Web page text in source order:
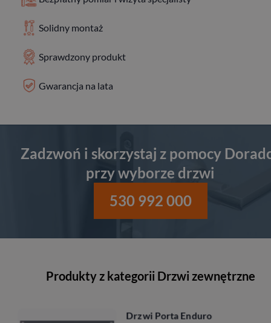
Solidny montaż
Sprawdzony produkt
Gwarancja na lata
Zadzwoń i skorzystaj z pomocy
przy wyborze drzwi
530 992 000
Produkty z kategorii Drzwi zewnętrzne
Drzwi Porta Enduro